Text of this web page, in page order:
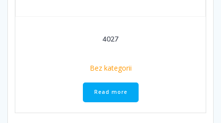
4027
Bez kategorii
Read more